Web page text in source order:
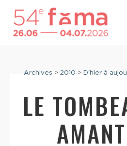
Archives > 2010 > D'hier à
LE